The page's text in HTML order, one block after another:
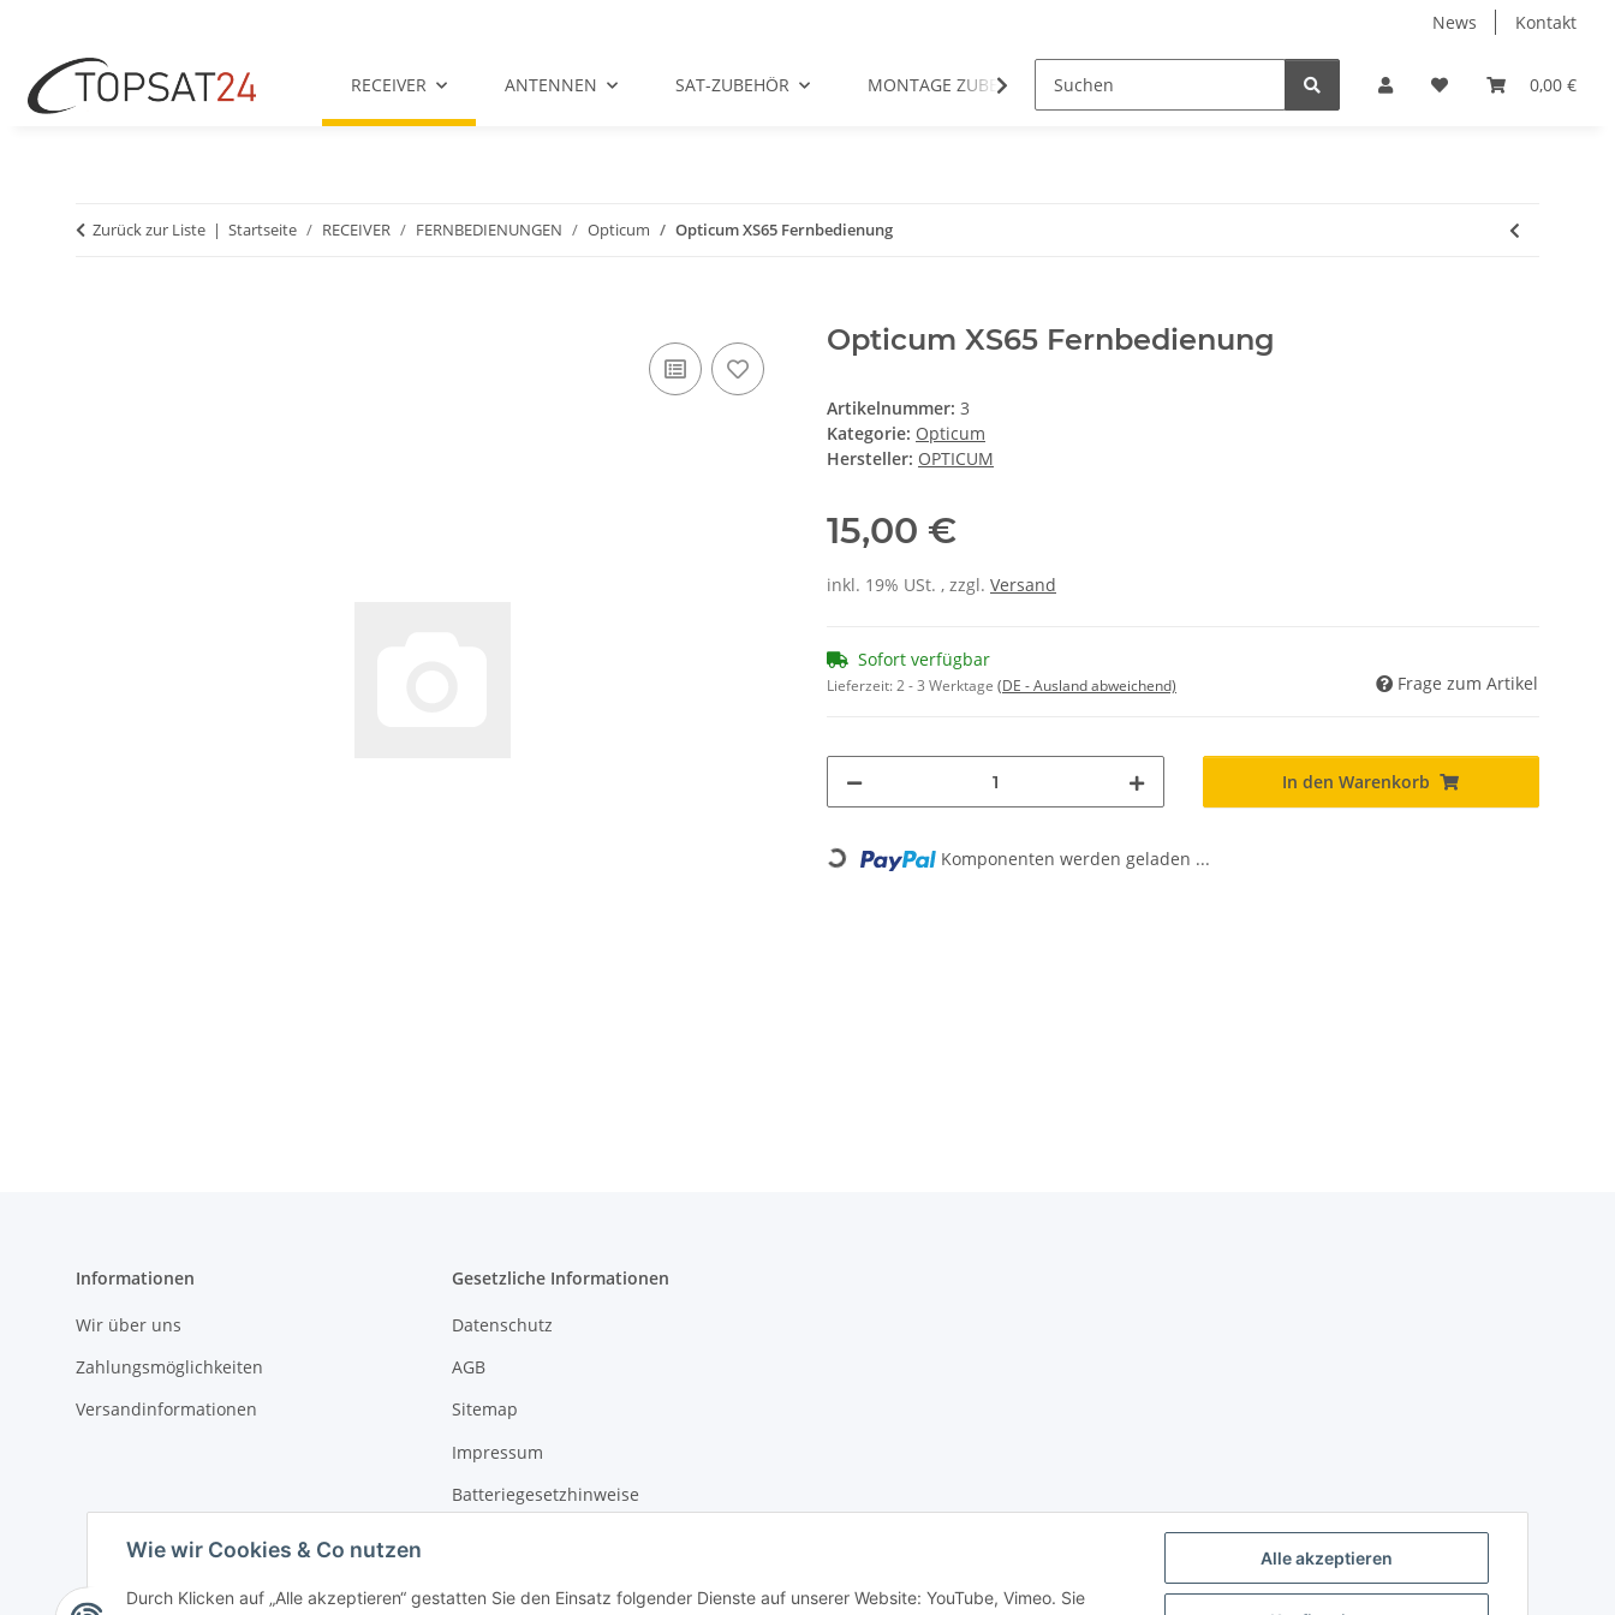
Alle akzeptieren
Wie wir Cookies & Co nutzen
Durch Klicken auf „Alle akzeptieren“ gestatten Sie den Einsatz folgender Dienste auf unserer Website: YouTube, Vimeo. Sie
News Kontakt
0,00 €
RECEIVER ANTENNEN SAT-ZUBEHÖR MONTAGE ZUBEHÖR ENTERTAINMENT PC-HARDWARE
Zurück zur Liste Startseite RECEIVER FERNBEDIENUNGEN Opticum Opticum XS65 Fernbedienung
Opticum XS65 Fernbedienung
Artikelnummer: 3
Kategorie: Opticum
Hersteller: OPTICUM
15,00 €
inkl. 19% USt. , zzgl. Versand
Sofort verfügbar
Lieferzeit:2 - 3 Werktage (DE - Ausland abweichend) Frage zum Artikel
In den Warenkorb
Loading... Komponenten werden geladen ...
Informationen
Wir über uns
Zahlungsmöglichkeiten
Versandinformationen
Gesetzliche Informationen
Datenschutz
AGB
Sitemap
Impressum
Batteriegesetzhinweise